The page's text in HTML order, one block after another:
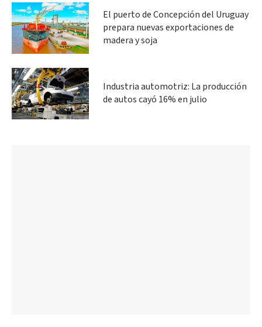
El puerto de Concepción del Uruguay
prepara nuevas exportaciones de
madera y soja
Industria automotriz: La producción
de autos cayó 16% en julio